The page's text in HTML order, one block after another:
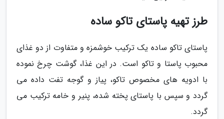
طرز تهیه پاستای تاکو ساده
پاستای تاکو ساده یک ترکیب خوشمزه و متفاوت از دو غذای
محبوب پاستا و تاکو است. در این غذا، گوشت چرخ نموده
با ادویه های مخصوص تاکو، پیاز و گوجه تفت داده می
گردد و سپس با پاستای پخته شده، پنیر و خامه ترکیب می
گردد.